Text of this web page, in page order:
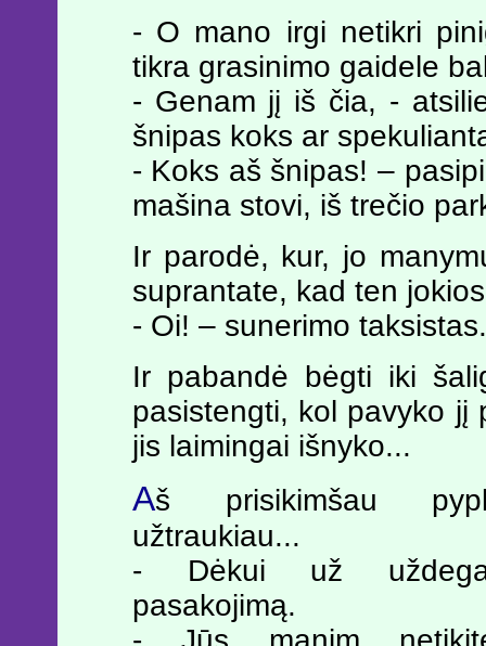
- O mano irgi netikri
tikra grasinimo gaidele
- Genam jį iš čia, -
šnipas koks ar
- Koks aš šnipas! –
mašina stovi, iš trečio
Ir parodė, kur, jo
suprantate, kad ten
- Oi! – sunerimo
Ir pabandė bėgti iki
pasistengti, kol pavyko jį
jis laimingai išnyko...
Aš prisikimšau
užtraukiau...
- Dėkui už
pasakojimą.